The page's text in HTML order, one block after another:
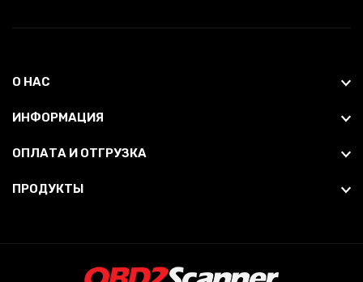
О НАС
ИНФОРМАЦИЯ
ОПЛАТА И ОТГРУЗКА
ПРОДУКТЫ